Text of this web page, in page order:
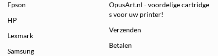
Epson
HP
Lexmark
Samsung
OpusArt.nl - voordelige cartridge
s voor uw printer!
Verzenden
Betalen